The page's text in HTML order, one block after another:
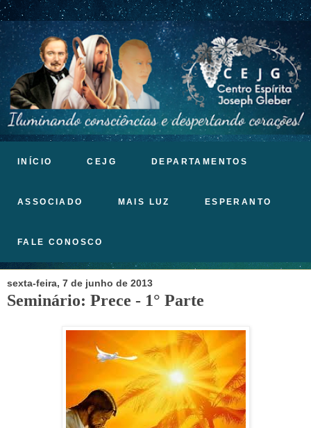
INÍCIO CEJG DEPARTAMENTOS
ASSOCIADO MAIS LUZ ESPERANTO
FALE CONOSCO
sexta-feira, 7 de junho de 2013
Seminário: Prece - 1° Parte